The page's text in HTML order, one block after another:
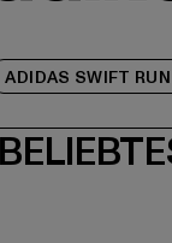
ADIDAS SWIFT RUN